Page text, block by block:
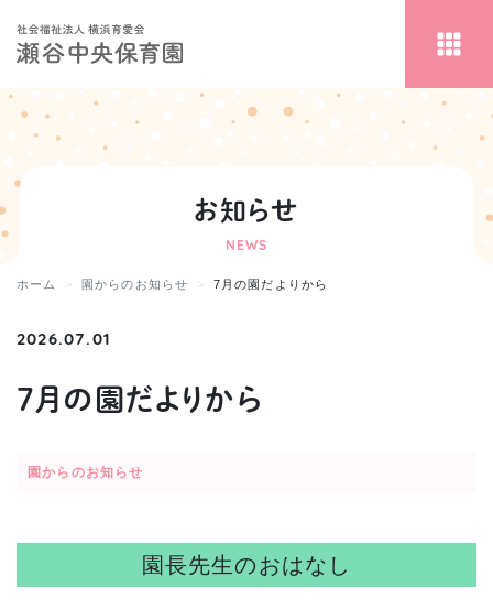
お知らせ
NEWS
ホーム 園からのお知らせ 7月の園だよりから
2026.07.01
7月の園だよりから
園からのお知らせ
園長先生のおはなし